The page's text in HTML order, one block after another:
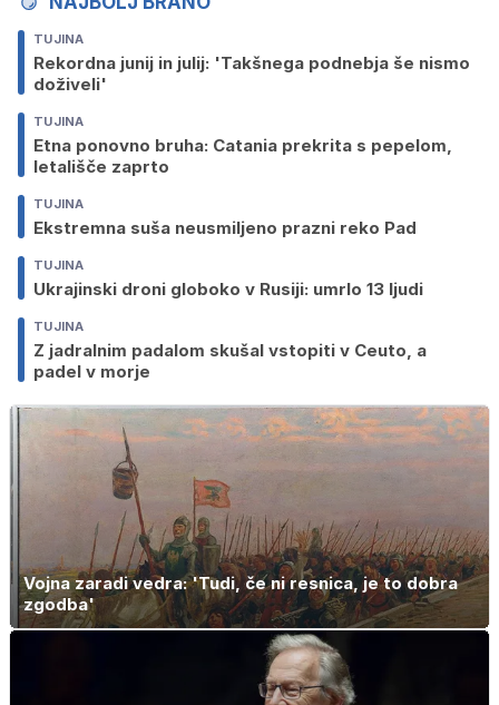
TUJINA
Rekordna junij in julij: 'Takšnega podnebja še nismo
doživeli'
TUJINA
Etna ponovno bruha: Catania prekrita s pepelom,
letališče zaprto
TUJINA
Ekstremna suša neusmiljeno prazni reko Pad
TUJINA
Ukrajinski droni globoko v Rusiji: umrlo 13 ljudi
TUJINA
Z jadralnim padalom skušal vstopiti v Ceuto, a
padel v morje
Vojna zaradi vedra: 'Tudi, če ni resnica, je to dobra
zgodba'